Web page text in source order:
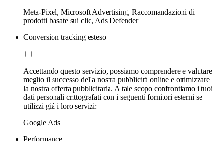
Meta-Pixel, Microsoft Advertising, Raccomandazioni di
prodotti basate sui clic, Ads Defender
Conversion tracking esteso
Accettando questo servizio, possiamo comprendere e valutare
meglio il successo della nostra pubblicità online e ottimizzare
la nostra offerta pubblicitaria. A tale scopo confrontiamo i tuoi
dati personali crittografati con i seguenti fornitori esterni se
utilizzi già i loro servizi:
Google Ads
Performance